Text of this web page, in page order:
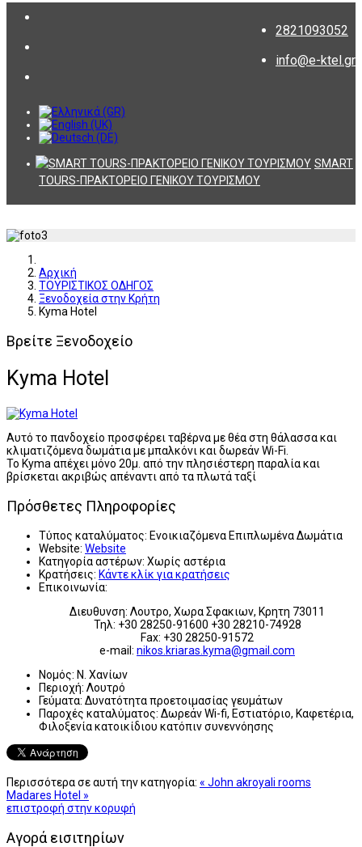
2821093052
info@e-ktel.gr
SMART
TOURS-ΠΡΑΚΤΟΡΕΙΟ ΓΕΝΙΚΟΥ ΤΟΥΡΙΣΜΟΥ
Αρχική
ΤΟΥΡΙΣΤΙΚΟΣ ΟΔΗΓΟΣ
Ξενοδοχεία στην Κρήτη
Kyma Hotel
Βρείτε Ξενοδοχείο
Kyma Hotel
Αυτό το πανδοχείο προσφέρει ταβέρνα με θέα στη θάλασσα και
κλιματιζόμενα δωμάτια με μπαλκόνι και δωρεάν Wi-Fi.
Το Kyma απέχει μόνο 20μ. από την πλησιέστερη παραλία και
βρίσκεται ακριβώς απέναντι από τα πλωτά ταξί
Πρόσθετες Πληροφορίες
Τύπος καταλύματος: Ενοικιαζόμενα Επιπλωμένα Δωμάτια
Website: Website
Κατηγορία αστέρων: Χωρίς αστέρια
Κρατήσεις: Κάντε κλίκ για κρατήσεις
Επικοινωνία:
Διευθυνση: Λουτρο, Χωρα Σφακιων, Κρητη 73011
Τηλ: +30 28250-91600 +30 28210-74928
Fax: +30 28250-91572
e-mail: nikos.kriaras.kyma@gmail.com
Νομός: Ν. Χανίων
Περιοχή: Λουτρό
Γεύματα: Δυνατότητα προετοιμασίας γευμάτων
Παροχές καταλύματος: Δωρεάν Wi-fi, Εστιατόριο, Καφετέρια,
Φιλοξενία κατοικίδιου κατόπιν συνεννόησης
Περισσότερα σε αυτή την κατηγορία: « John akroyali rooms
Madares Hotel »
επιστροφή στην κορυφή
Αγορά εισιτηρίων